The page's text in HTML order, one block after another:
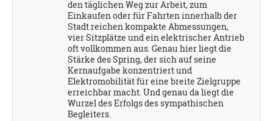
den täglichen Weg zur Arbeit, zum
Einkaufen oder für Fahrten innerhalb der
Stadt reichen kompakte Abmessungen,
vier Sitzplätze und ein elektrischer Antrieb
oft vollkommen aus. Genau hier liegt die
Stärke des Spring, der sich auf seine
Kernaufgabe konzentriert und
Elektromobilität für eine breite Zielgruppe
erreichbar macht. Und genau da liegt die
Wurzel des Erfolgs des sympathischen
Begleiters.